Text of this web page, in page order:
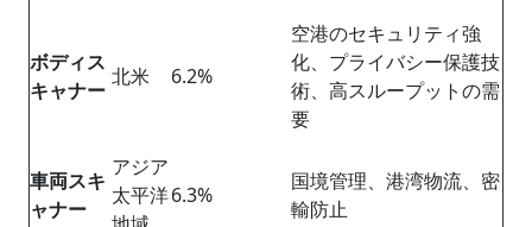
ボディス
キャナー
北米 6.2%
空港のセキュリティ強
化、プライバシー保護技
術、高スループットの需
要
車両スキ
ャナー
アジア
太平洋6.3%
国境管理、港湾物流、密
輸防止